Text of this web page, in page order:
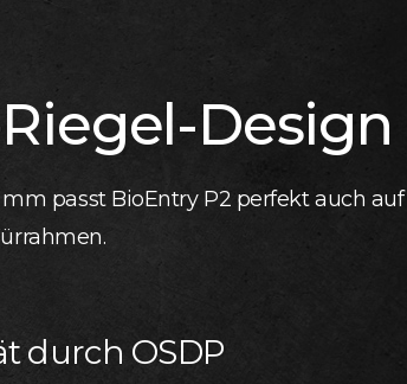
Design
passt BioEntry P2 perfekt auch auf
durch OSDP